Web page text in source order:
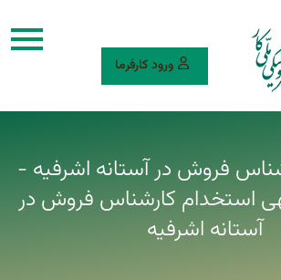
ورود کارفرما
فروش در آستانه اشرفیه -
استخدام کارشناس فروش در
آستانه اشرفیه